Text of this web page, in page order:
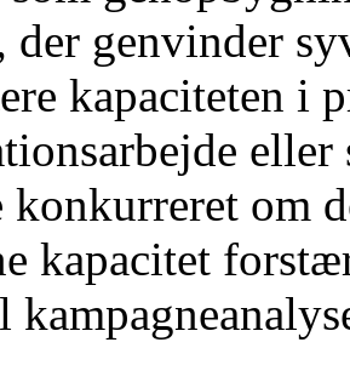
der genvinder
kapaciteten i
om
kapacitet